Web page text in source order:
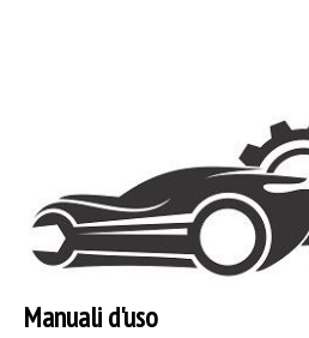
Manuali d'uso